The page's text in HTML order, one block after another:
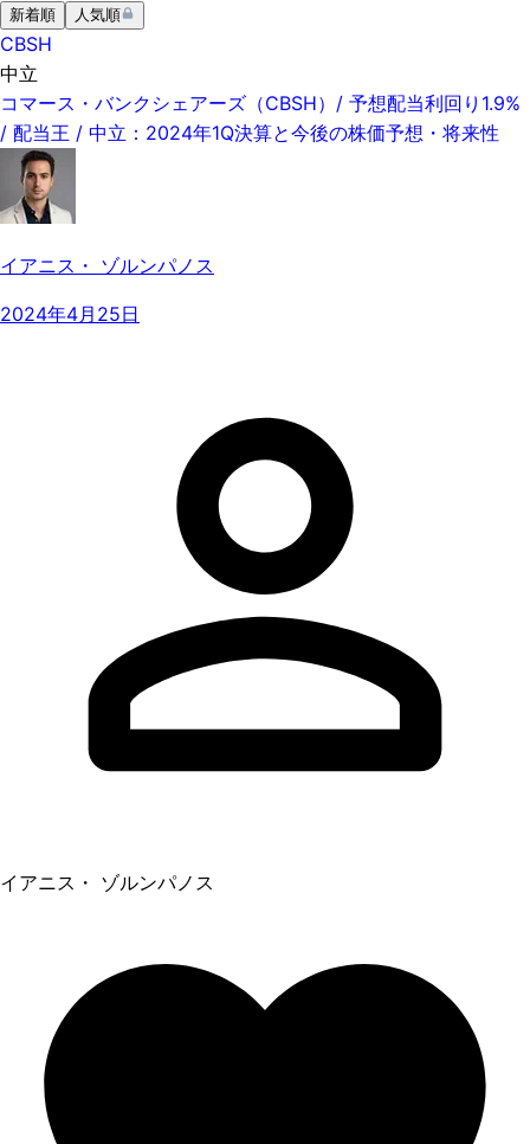
新着順 人気順
CBSH
中立
コマース・バンクシェアーズ（CBSH）/ 予想配当利回り1.9%
/ 配当王 / 中立：2024年1Q決算と今後の株価予想・将来性
イアニス・ ゾルンパノス
2024年4月25日
イアニス・ ゾルンパノス